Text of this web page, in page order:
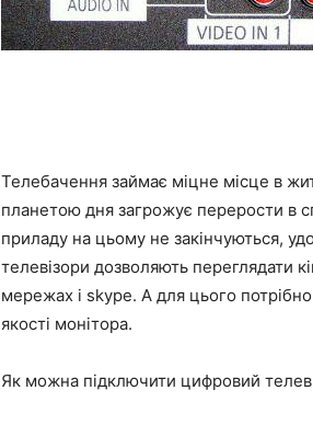
Телебачення займає міцне місце в
планетою дня загрожує перерости в
приладу на цьому не закінчуються,
телевізори дозволяють переглядати
мережах і skype. А для цього
якості монітора.
Як можна підключити цифровий